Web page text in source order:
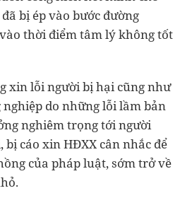
bị ép vào bước đường
thời điểm tâm lý không tốt
xin lỗi người bị hại cũng như
do những lỗi lầm bản
nghiêm trọng tới người
cáo xin HĐXX cân nhắc để
của pháp luật, sớm trở về